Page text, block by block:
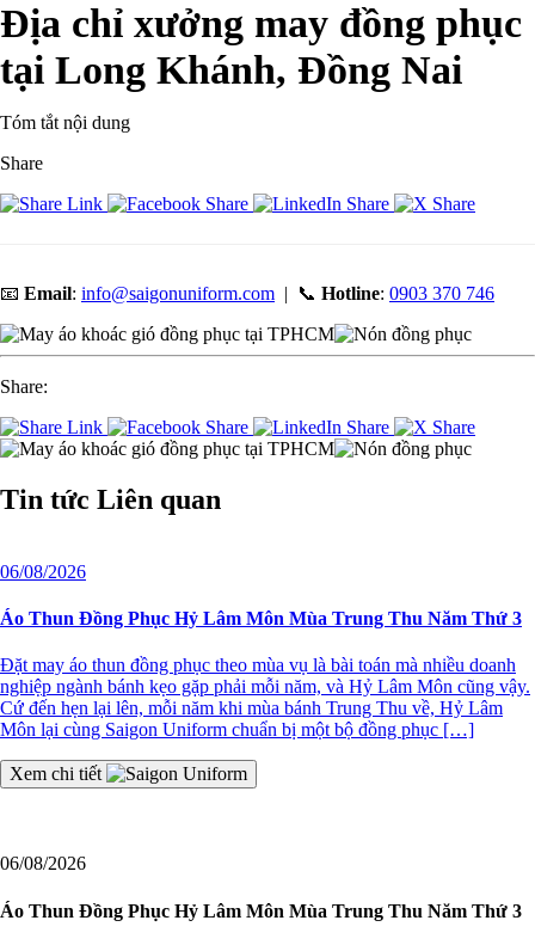
Địa chỉ xưởng may đồng phục
tại Long Khánh, Đồng Nai
Tóm tắt nội dung
Share
📧 Email: info@saigonuniform.com | 📞 Hotline: 0903 370 746
Share:
Tin tức Liên quan
06/08/2026
Áo Thun Đồng Phục Hỷ Lâm Môn Mùa Trung Thu Năm Thứ 3
Đặt may áo thun đồng phục theo mùa vụ là bài toán mà nhiều doanh
nghiệp ngành bánh kẹo gặp phải mỗi năm, và Hỷ Lâm Môn cũng vậy.
Cứ đến hẹn lại lên, mỗi năm khi mùa bánh Trung Thu về, Hỷ Lâm
Môn lại cùng Saigon Uniform chuẩn bị một bộ đồng phục […]
Xem chi tiết
06/08/2026
Áo Thun Đồng Phục Hỷ Lâm Môn Mùa Trung Thu Năm Thứ 3